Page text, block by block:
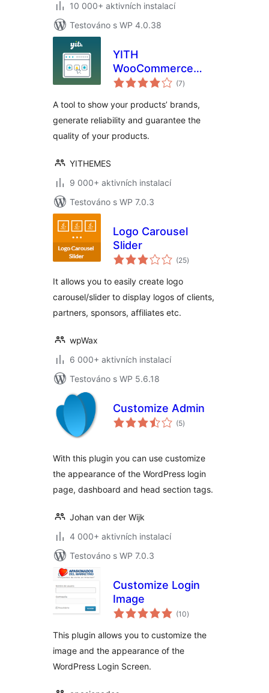
10 000+ aktivních instalací
Testováno s WP 4.0.38
YITH
WooCommerce
Brands Add-On
(7celkové
hodnocení
)
A tool to show your products’ brands,
generate reliability and guarantee the
quality of your products.
YITHEMES
9 000+ aktivních instalací
Testováno s WP 7.0.3
Logo Carousel
Slider
(25celkové
hodnocení
)
It allows you to easily create logo
carousel/slider to display logos of clients,
partners, sponsors, affiliates etc.
wpWax
6 000+ aktivních instalací
Testováno s WP 5.6.18
Customize Admin
(5celkové
hodnocení
)
With this plugin you can use customize
the appearance of the WordPress login
page, dashboard and head section tags.
Johan van der Wijk
4 000+ aktivních instalací
Testováno s WP 7.0.3
Customize Login
Image
(10celkové
hodnocení
)
This plugin allows you to customize the
image and the appearance of the
WordPress Login Screen.